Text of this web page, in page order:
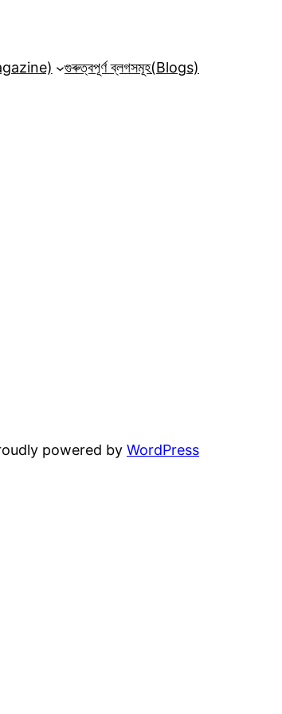
গুৰুত্বপূৰ্ণ ব্লগসমূহ(Blogs)
powered by WordPress